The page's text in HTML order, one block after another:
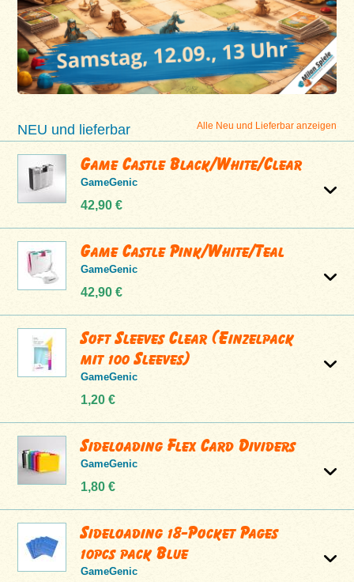
Alle Neu und Lieferbar anzeigen
NEU und lieferbar
Game Castle Black/White/Clear
GameGenic
42,90 €
Game Castle Pink/White/Teal
GameGenic
42,90 €
Soft Sleeves Clear (Einzelpack
mit 100 Sleeves)
GameGenic
1,20 €
Sideloading Flex Card Dividers
GameGenic
1,80 €
Sideloading 18-Pocket Pages
10pcs pack Blue
GameGenic